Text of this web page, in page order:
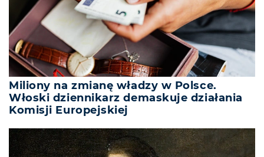
Miliony na zmianę władzy w Polsce.
Włoski dziennikarz demaskuje działania
Komisji Europejskiej